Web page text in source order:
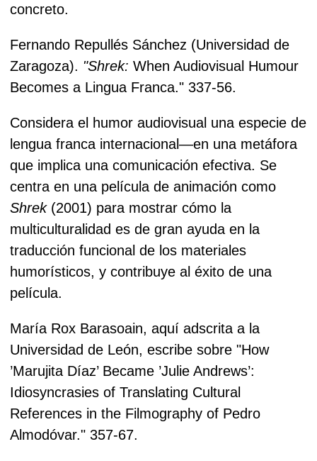
concreto.
Fernando Repullés Sánchez (Universidad de
Zaragoza). "Shrek: When Audiovisual Humour
Becomes a Lingua Franca." 337-56.
Considera el humor audiovisual una especie de
lengua franca internacional—en una metáfora
que implica una comunicación efectiva. Se
centra en una película de animación como
Shrek(2001) para mostrar cómo la
multiculturalidad es de gran ayuda en la
traducción funcional de los materiales
humorísticos, y contribuye al éxito de una
película.
María Rox Barasoain, aquí adscrita a la
Universidad de León, escribe sobre "How
’Marujita Díaz’ Became ’Julie Andrews’:
Idiosyncrasies of Translating Cultural
References in the Filmography of Pedro
Almodóvar." 357-67.